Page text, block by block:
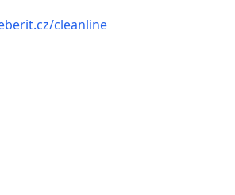
cleanline